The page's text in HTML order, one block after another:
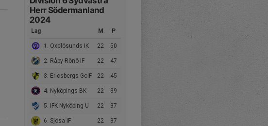
Herr Södermanland
2024
Lag M P
1. Oxelösunds IK 22 50
2. Råby-Rönö IF 22 47
3. Ericsbergs GoIF 22 45
4. Nyköpings BK 22 39
5. IFK Nyköping U 22 37
6. Sjösa IF 22 37